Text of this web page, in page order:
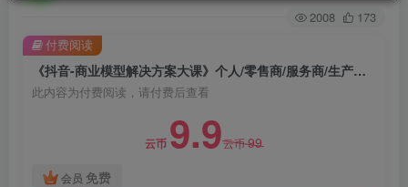
2008 173
《抖音-商业模型解决方案大课》个人/零售商/服务商/生产商/农商
此内容为付费阅读，请付费后查看
云币 9.9云币99
会员 免费
付费阅读